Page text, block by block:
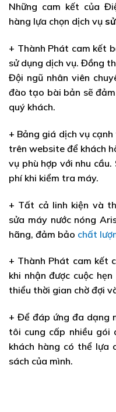
Những cam kết của
hàng lựa chọn dịch vụ
+ Thành Phát cam kết
sử dụng dịch vụ. Đồng
Đội ngũ nhân viên
đào tạo bài bản sẽ
quý khách.
+ Bảng giá dịch vụ
trên website để khách
vụ phù hợp với nhu
phí khi kiểm tra máy.
+ Tất cả linh kiện và
sửa máy nước nóng
hãng, đảm bảo chất
+ Thành Phát cam kết
khi nhận được cuộc
thiểu thời gian chờ đợi
+ Để đáp ứng đa dạng
tôi cung cấp nhiều gói
khách hàng có thể lựa
sách của mình.